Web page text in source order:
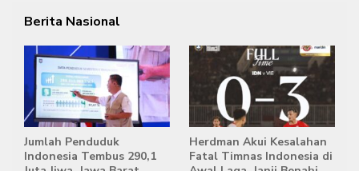
Berita Nasional
Jumlah Penduduk
Indonesia Tembus 290,1
Herdman Akui Kesalahan
Fatal Timnas Indonesia di